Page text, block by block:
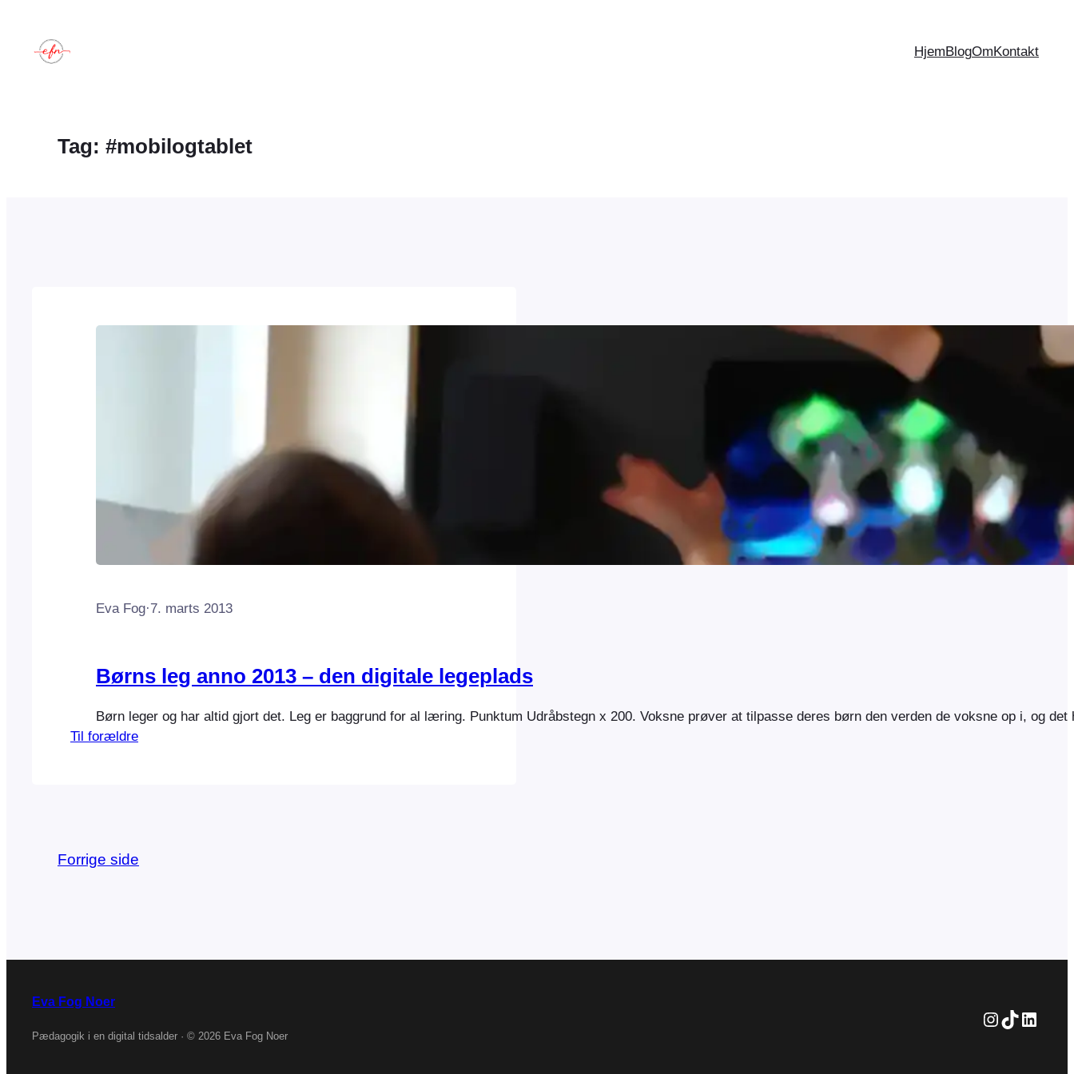
indhold
HjemBlogOmKontakt
Tag: #mobilogtablet
Eva Fog·7. marts 2013
Børns leg anno 2013 – den digitale legeplads
Børn leger og har altid gjort det. Leg er baggrund for al læring. Punktum Udråbstegn x 200. Voksne prøver at tilpasse deres børn den verden de voksne op i, og
Til forældre
Forrige side
Eva Fog Noer
Pædagogik i en digital tidsalder · © 2026 Eva Fog Noer
Instagram
TikTok